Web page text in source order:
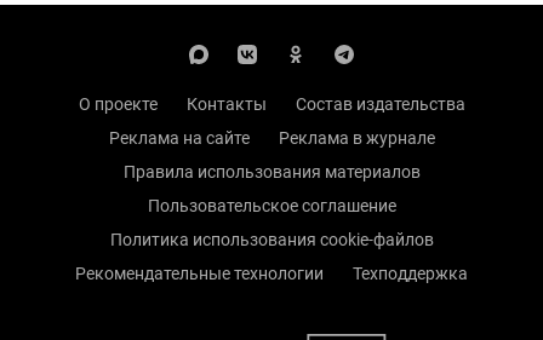
О проекте Контакты
Состав издательства
Реклама на сайте
Реклама в журнале
Правила использования материалов
Пользовательское соглашение
Политика использования cookie-файлов
Рекомендательные технологии
Техподдержка